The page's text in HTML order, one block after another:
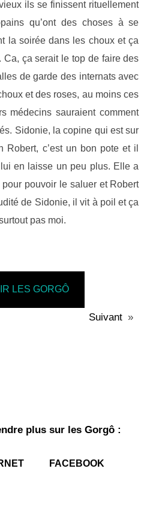
ils se finissent rituellement
qu’ont des choses à se
la soirée dans les choux et ça
Ca, ça serait le top de faire des
de garde des internats avec
et des roses, au moins ces
médecins sauraient comment
Sidonie, la copine qui est sur
Robert, c’est un bon pote et il
en laisse un peu plus. Elle a
pouvoir le saluer et Robert
de Sidonie, il vit à poil et ça
pas moi.
LES GORGÔ
Suivant »
plus sur les Gorgô :
FACEBOOK